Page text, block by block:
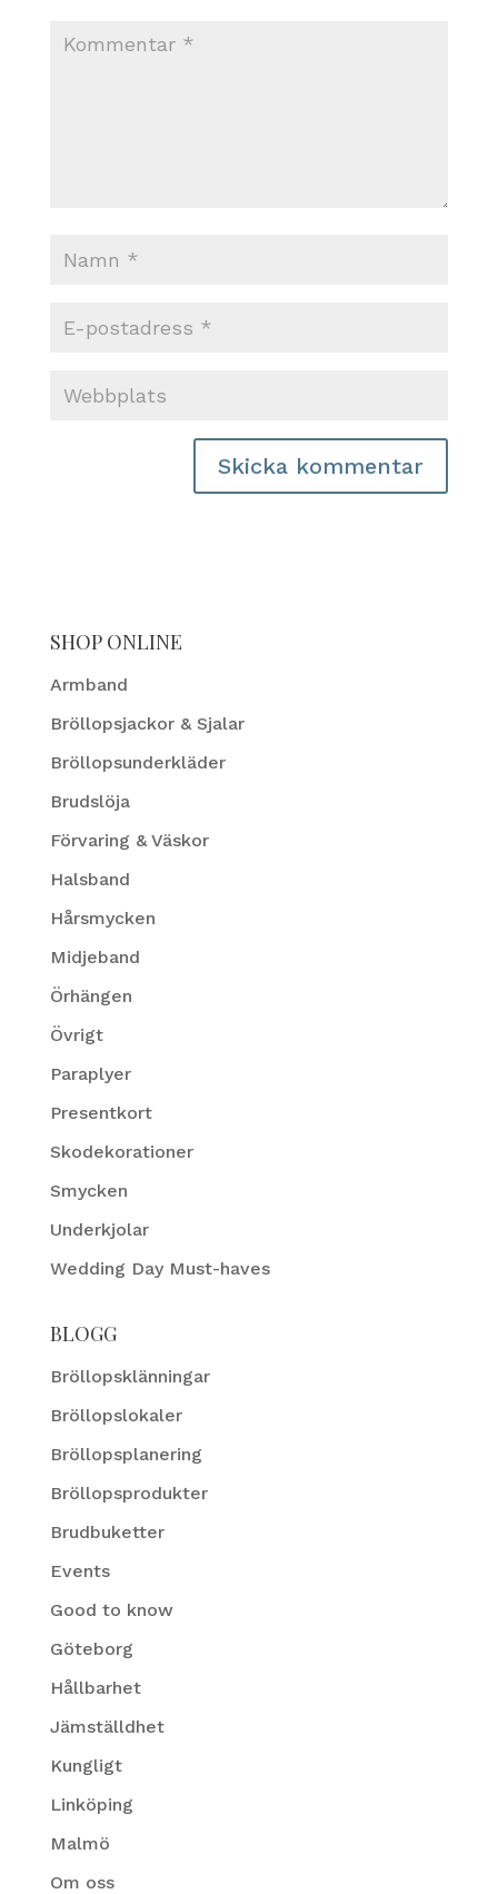
SHOP ONLINE
Armband
Bröllopsjackor & Sjalar
Bröllopsunderkläder
Brudslöja
Förvaring & Väskor
Halsband
Hårsmycken
Midjeband
Örhängen
Övrigt
Paraplyer
Presentkort
Skodekorationer
Smycken
Underkjolar
Wedding Day Must-haves
BLOGG
Bröllopsklänningar
Bröllopslokaler
Bröllopsplanering
Bröllopsprodukter
Brudbuketter
Events
Good to know
Göteborg
Hållbarhet
Jämställdhet
Kungligt
Linköping
Malmö
Om oss